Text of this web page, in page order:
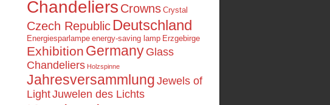
Chandeliers Crowns Crystal
Czech Republic Deutschland
Energiesparlampe energy-saving lamp Erzgebirge
Exhibition Germany Glass
Chandeliers Holzspinne
Jahresversammlung Jewels of
LightJuwelen des Lichts